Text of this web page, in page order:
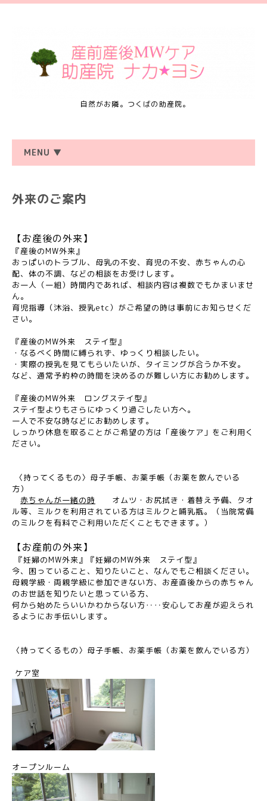
自然がお隣。つくばの助産院。
MENU ▼
外来のご案内
【お産後の外来】
『産後のMW外来』
おっぱいのトラブル、母乳の不安、育児の不安、赤ちゃんの心
配、体の不調、などの相談をお受けします。
お一人（一組）時間内であれば、相談内容は複数でもかまいませ
ん。
育児指導（沐浴、授乳etc）がご希望の時は事前にお知らせくだ
さい。
『産後のMW外来 ステイ型』
・なるべく時間に縛られず、ゆっくり相談したい。
・実際の授乳を見てもらいたいが、タイミングが合うか不安。
など、通常予約枠の時間を決めるのが難しい方にお勧めします。
『産後のMW外来 ロングステイ型』
ステイ型よりもさらにゆっくり過ごしたい方へ。
一人で不安な時などにお勧めします。
しっかり休息を取ることがご希望の方は「産後ケア」をご利用く
ださい。
〈持ってくるもの〉母子手帳、お薬手帳（お薬を飲んでいる
方）
赤ちゃんが一緒の時 オムツ・お尻拭き・着替え予備、タオ
ル等、ミルクを利用されている方はミルクと哺乳瓶。（当院常備
のミルクを有料でご利用いただくこともできます。）
【お産前の外来】
『妊婦のMW外来』『妊婦のMW外来 ステイ型』
今、困っていること、知りたいこと、なんでもご相談ください。
母親学級・両親学級に参加できない方、お産直後からの赤ちゃん
のお世話を知りたいと思っている方、
何から始めたらいいかわからない方‥‥安心してお産が迎えられ
るようにお手伝いします。
〈持ってくるもの〉母子手帳、お薬手帳（お薬を飲んでいる方）
ケア室
オープンルーム